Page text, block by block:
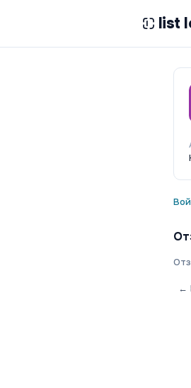
list
←